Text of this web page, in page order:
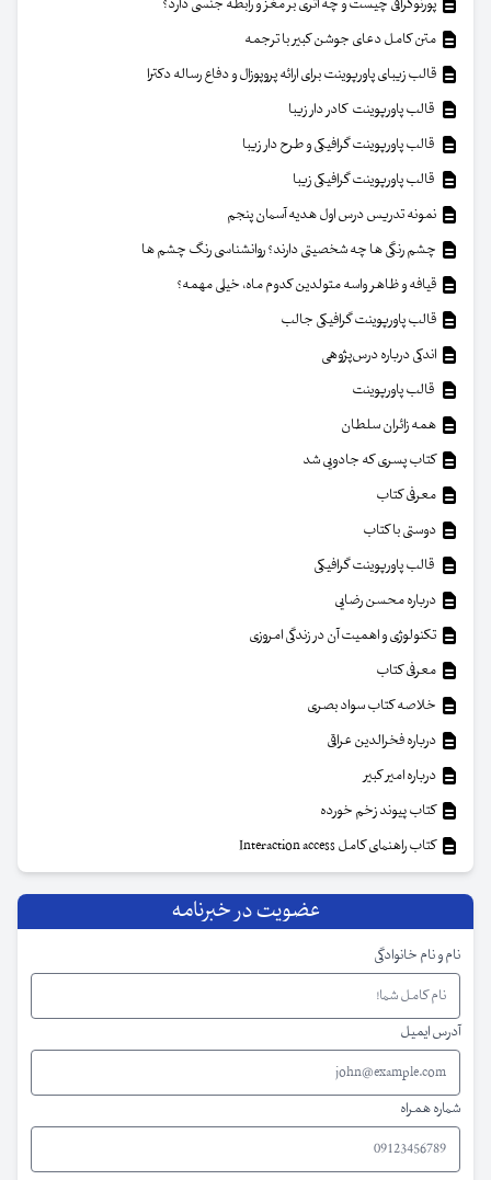
پورنوگرافی چیست و چه اثری بر مغز و رابطه جنسی دارد؟
متن کامل دعای جوشن کبیر با ترجمه
قالب زیبای پاورپوینت برای ارائه پروپوزال و دفاع رساله دکترا
قالب پاورپوینت کادر دار زیبا
قالب پاورپوینت گرافیکی و طرح دار زیبا
قالب پاورپوینت گرافیکی زیبا
نمونه تدریس درس اول هدیه آسمان پنجم
چشم رنگی ها چه شخصیتی دارند؟ روانشناسی رنگ چشم ها
قیافه و ظاهر واسه متولدین کدوم ماه، خیلی مهمه؟
قالب پاورپوینت گرافیکی جالب
اندکی درباره درس‌پژوهی
قالب پاورپوینت
همه زائران سلطان
کتاب پسری که جادویی شد
معرفی کتاب
دوستی با کتاب
قالب پاورپوینت گرافیکی
درباره محسن رضایی
تکنولوژی و اهمیت آن در زندگی امروزی
معرفی کتاب
خلاصه کتاب سواد بصری
درباره فخرالدین عراقی
درباره امیر کبیر
کتاب پیوند زخم خورده
کتاب راهنمای کامل Interaction access
عضویت در خبرنامه
نام و نام خانوادگی
آدرس ایمیل
شماره همراه